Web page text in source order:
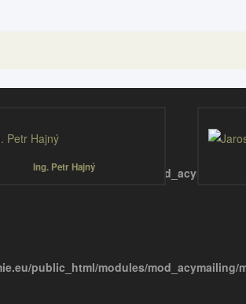
public_html/modules/mod_acymailing/
public_html/modules/mod_acymailing/
Ing. Petr Hajný